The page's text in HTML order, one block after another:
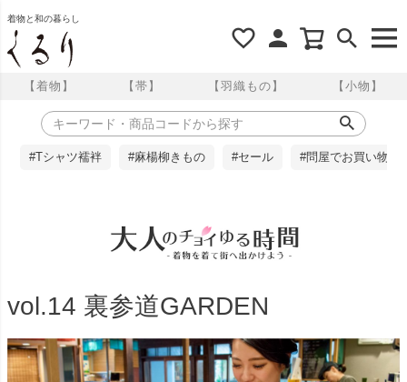
着物と和の暮らし
【着物】 【帯】 【羽織もの】 【小物】
#Tシャツ襦袢 #麻楊柳きもの #セール #問屋でお買い物
vol.14 裏参道GARDEN